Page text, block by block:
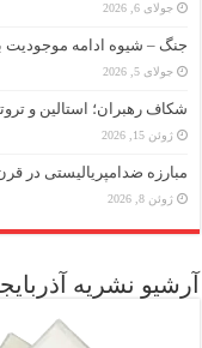
جولای 6, 2026
جنگ – شیوه ادامه موجودیت
جولای 5, 2026
شکاف رهبران؛ استالین و
ژوئن 15, 2026
مبارزه ضد‌امپریالیستی در
ژوئن 8, 2026
آرشیو نشریه